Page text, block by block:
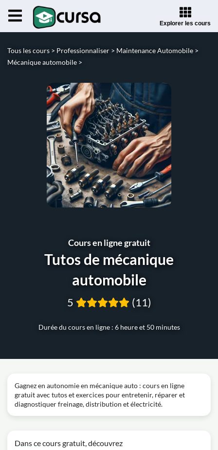
Explorer les cours
Tous les cours > Professionnaliser > Maintenance Automobile >
Mécanique automobile >
Cours en ligne gratuit
Tutos de mécanique
automobile
Durée du cours en ligne : 6 heure et 50 minutes
5 (11)
Gagnez en autonomie en mécanique auto : cours en ligne
gratuit avec tutos et exercices pour entretenir, réparer et
diagnostiquer freinage, distribution et électricité.
Dans ce cours gratuit, découvrez